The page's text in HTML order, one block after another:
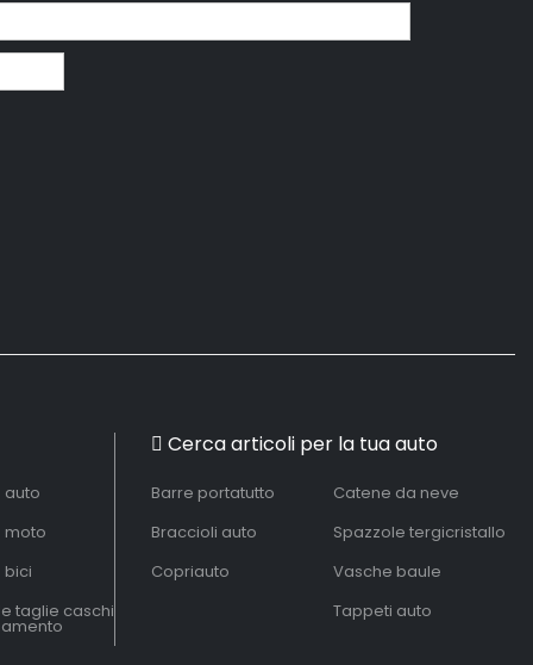
auto
moto
bici
taglie caschi
Cerca articoli per la tua auto
Barre portatutto
Braccioli auto
Copriauto
Catene da neve
Spazzole tergicristallo
Vasche baule
Tappeti auto